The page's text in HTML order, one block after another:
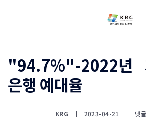
"94.7%"-2022년
은행 예대율
KRG 2023-04-21 댓